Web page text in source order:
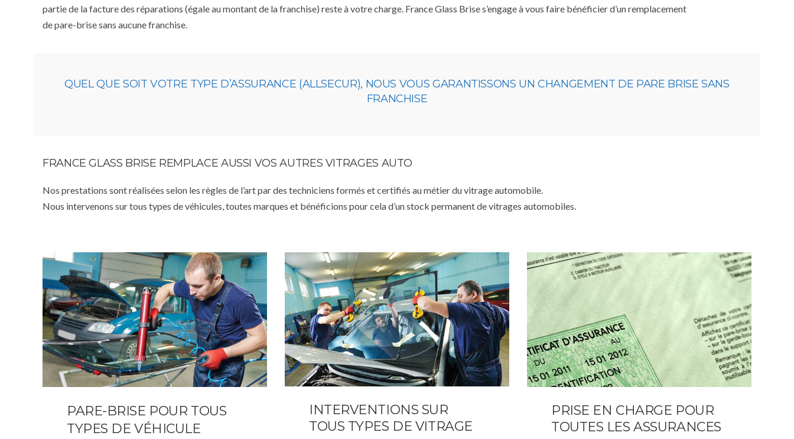
partie de la facture des réparations (égale au montant de la franchise) reste à votre charge. France Glass Brise s’engage à vous faire bénéficier d’un remplacement
de pare-brise sans aucune franchise.
QUEL QUE SOIT VOTRE TYPE D’ASSURANCE (ALLSECUR), NOUS VOUS GARANTISSONS UN CHANGEMENT DE PARE BRISE SANS
FRANCHISE
FRANCE GLASS BRISE REMPLACE AUSSI VOS AUTRES VITRAGES AUTO
Nos prestations sont réalisées selon les règles de l’art par des techniciens formés et certifiés au métier du vitrage automobile.
Nous intervenons sur tous types de véhicules, toutes marques et bénéficions pour cela d’un stock permanent de vitrages automobiles.
PARE-BRISE POUR TOUS
TYPES DE VÉHICULE
INTERVENTIONS SUR
TOUS TYPES DE VITRAGE
PRISE EN CHARGE POUR
TOUTES LES ASSURANCES